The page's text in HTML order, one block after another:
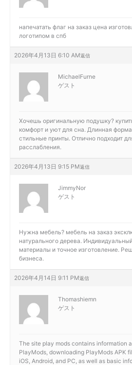
напечатать флаг на заказ цена
логотипом в спб
2026年4月13日 6:10 AM返信
MichaelFurne
ゲスト
Хочешь оригинальную подушку?
комфорт и уют для сна. Длинная
стильные принты. Отлично подходит
расслабления.
2026年4月13日 9:15 PM返信
JimmyNor
ゲスト
Нужна мебель? мебель на заказ
натурального дерева.
материалы и точное изготовление.
бизнеса.
2026年4月14日 9:11 PM返信
Thomashiemn
ゲスト
The site play mods contains information
PlayMods, downloading PlayMods APK
iOS, Android, and PC, as well as basic